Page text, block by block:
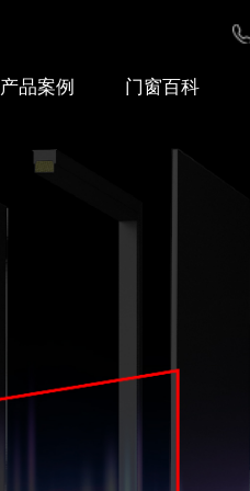
产品案例 门窗百科